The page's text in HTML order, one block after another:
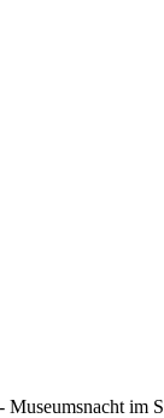
Museumsnacht im